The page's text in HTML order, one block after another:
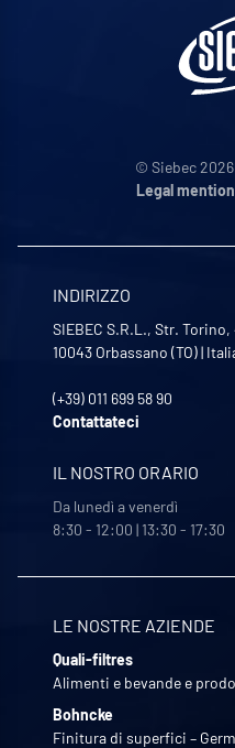
© Siebec
Legal
INDIRIZZO
SIEBEC S.R.L., Str. Torino,
10043 Orbassano (TO)|
(+39) 011 699 58 90
Contattateci
IL NOSTRO ORARIO
Da lunedì a venerdì
8:30 - 12:00 | 13:30 - 17:30
LE NOSTRE AZIENDE
Quali-filtres
Alimenti e bevande e
Bohncke
Finitura di superfici –